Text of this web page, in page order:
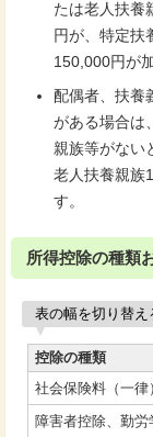
たは老人扶養
円が、特定扶
150,000円が
配偶者、扶養
がある場合は
親族等がない
老人扶養親族
す。
所得控除の種類
表の幅を切り替え
控除の種類
社会保険料（一律
障害者控除、勤